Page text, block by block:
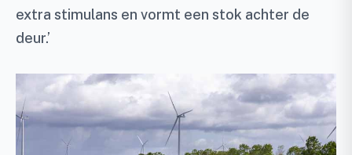
extra stimulans en vormt een stok achter de
deur.’